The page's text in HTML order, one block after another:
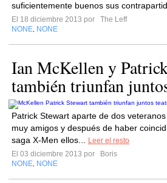
suficientemente buenos sus
El 18 diciembre 2013 por
The Leff
NONE NONE
Ian McKellen y
también triunfan
Patrick Stewart aparte de dos
muy amigos y después de haber
saga X-Men ellos...
Leer el resto
El 03 diciembre 2013 por
Boris
NONE NONE